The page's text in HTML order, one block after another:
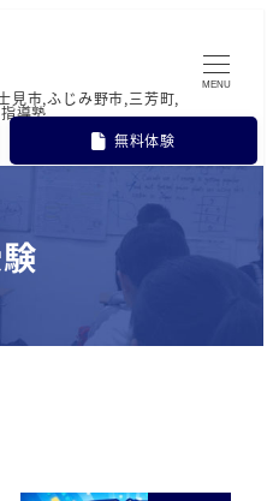
見市,ふじみ野市,三芳町,
導塾
無料体験
MENU